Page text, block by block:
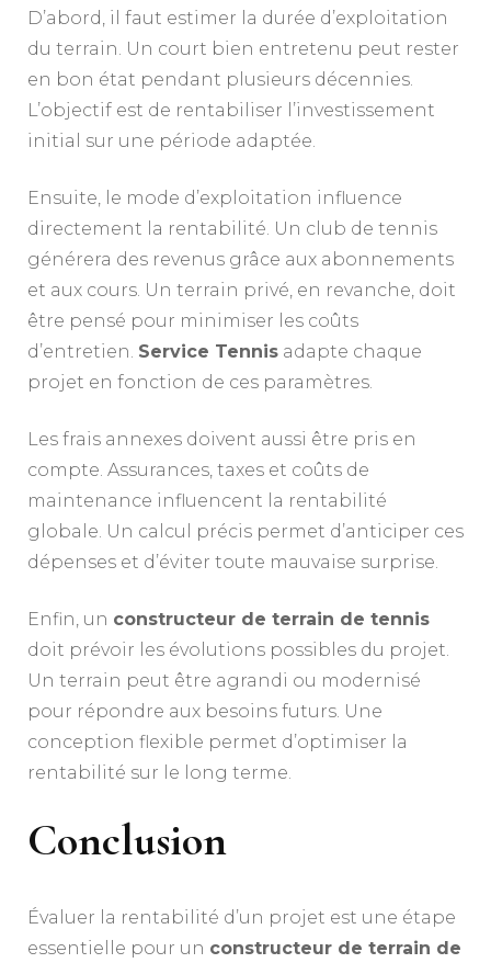
D’abord, il faut estimer la durée d’exploitation
du terrain. Un court bien entretenu peut rester
en bon état pendant plusieurs décennies.
L’objectif est de rentabiliser l’investissement
initial sur une période adaptée.
Ensuite, le mode d’exploitation influence
directement la rentabilité. Un club de tennis
générera des revenus grâce aux abonnements
et aux cours. Un terrain privé, en revanche, doit
être pensé pour minimiser les coûts
d’entretien. Service Tennis adapte chaque
projet en fonction de ces paramètres.
Les frais annexes doivent aussi être pris en
compte. Assurances, taxes et coûts de
maintenance influencent la rentabilité
globale. Un calcul précis permet d’anticiper ces
dépenses et d’éviter toute mauvaise surprise.
Enfin, un constructeur de terrain de tennis
doit prévoir les évolutions possibles du projet.
Un terrain peut être agrandi ou modernisé
pour répondre aux besoins futurs. Une
conception flexible permet d’optimiser la
rentabilité sur le long terme.
Conclusion
Évaluer la rentabilité d’un projet est une étape
essentielle pour un constructeur de terrain de